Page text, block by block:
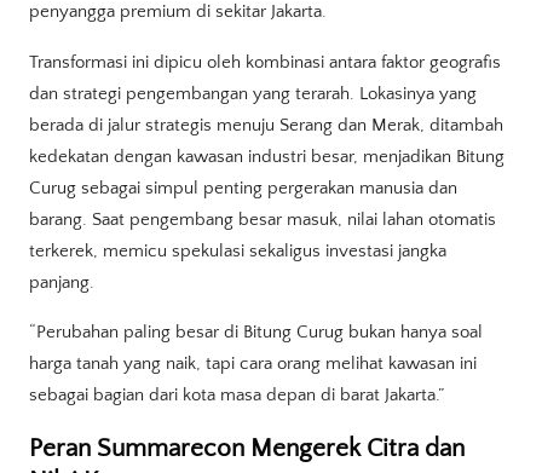
penyangga premium di sekitar Jakarta.
Transformasi ini dipicu oleh kombinasi antara faktor geografis
dan strategi pengembangan yang terarah. Lokasinya yang
berada di jalur strategis menuju Serang dan Merak, ditambah
kedekatan dengan kawasan industri besar, menjadikan Bitung
Curug sebagai simpul penting pergerakan manusia dan
barang. Saat pengembang besar masuk, nilai lahan otomatis
terkerek, memicu spekulasi sekaligus investasi jangka
panjang.
“Perubahan paling besar di Bitung Curug bukan hanya soal
harga tanah yang naik, tapi cara orang melihat kawasan ini
sebagai bagian dari kota masa depan di barat Jakarta.”
Peran Summarecon Mengerek Citra dan